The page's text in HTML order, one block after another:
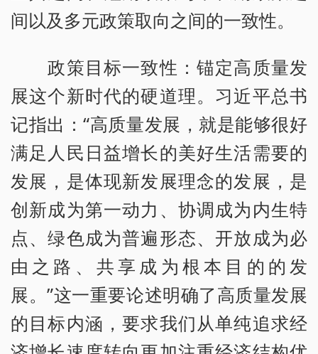
间以及多元政策取向之间的一致性。
政策目标一致性：锚定高质量发
展这个新时代的硬道理。习近平总书
记指出：“高质量发展，就是能够很好
满足人民日益增长的美好生活需要的
发展，是体现新发展理念的发展，是
创新成为第一动力、协调成为内生特
点、绿色成为普遍形态、开放成为必
由之路、共享成为根本目的的发
展。”这一重要论述明确了高质量发展
的目标内涵，要求我们从单纯追求经